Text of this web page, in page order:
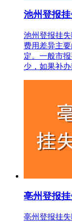
池州登报
池州登报挂
费用差异主
定。一般市
少，如果补
亳州登报
亳州登报挂